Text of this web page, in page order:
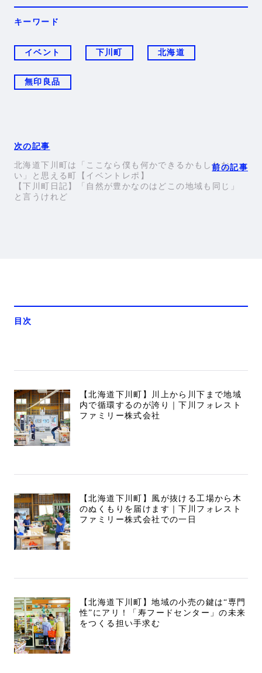
キーワード
イベント 下川町 北海道
無印良品
北海道下川町は「ここなら僕も何かできるかもしれな
い」と思える町【イベントレポ】
【下川町日記】「自然が豊かなのはどこの地域も同じ」
と言うけれど
目次
【北海道下川町】川上から川下まで地域
内で循環するのが誇り｜下川フォレスト
ファミリー株式会社
【北海道下川町】風が抜ける工場から木
のぬくもりを届けます｜下川フォレスト
ファミリー株式会社での一日
【北海道下川町】地域の小売の鍵は“専門
性”にアリ！「寿フードセンター」の未来
をつくる担い手求む